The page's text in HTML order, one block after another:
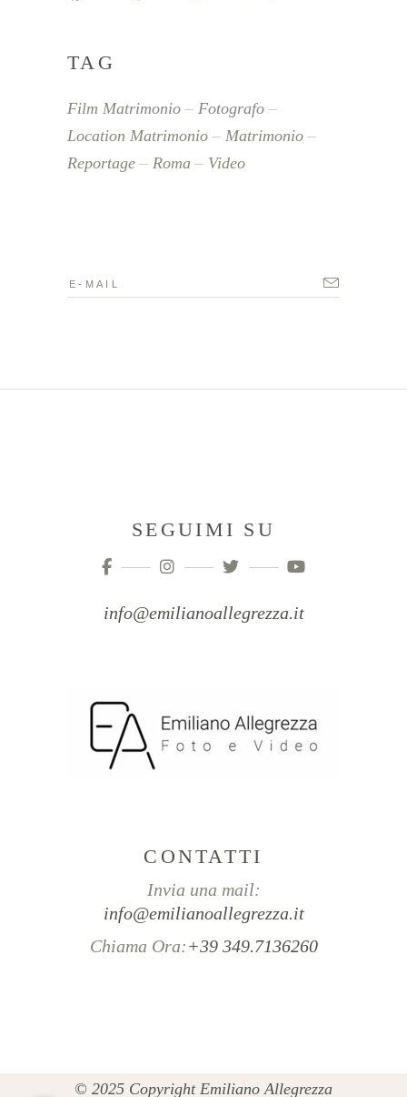
TAG
Film Matrimonio
Fotografo
Location Matrimonio
Matrimonio
Reportage
Roma Video
SEGUIMI SU
info@emilianoallegrezza.it
CONTATTI
Invia una mail:
info@emilianoallegrezza.it
Chiama Ora:+39 349.7136260
© 2025 Copyright Emiliano Allegrezza